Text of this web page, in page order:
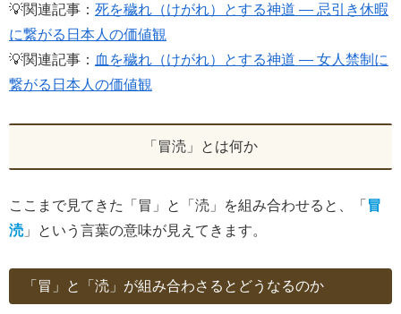
💡関連記事： 死を穢れ（けがれ）とする神道 ― 忌引き休暇
に繋がる日本人の価値観
💡関連記事： 血を穢れ（けがれ）とする神道 ― 女人禁制に
繋がる日本人の価値観
「冒涜」とは何か
ここまで見てきた「冒」と「涜」を組み合わせると、「 冒
涜」という言葉の意味が見えてきます。
「冒」と「涜」が組み合わさるとどうなるのか